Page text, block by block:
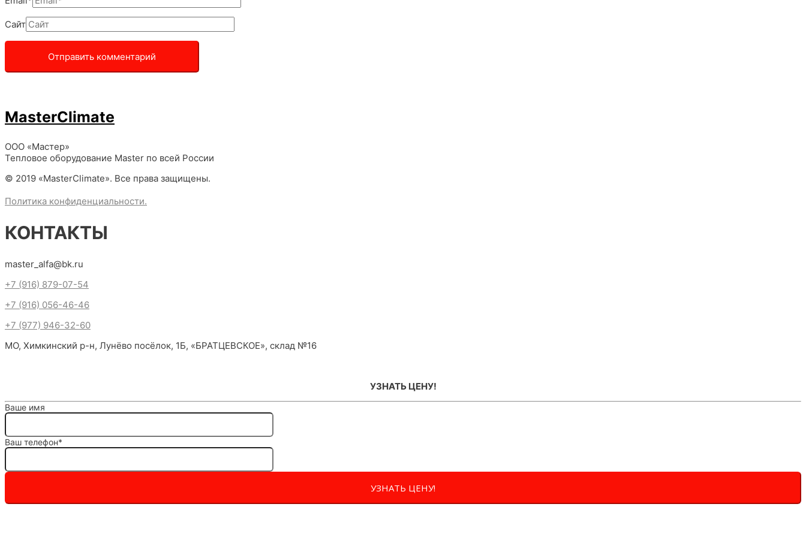
Сайт
MasterClimate
ООО «Мастер»
Тепловое оборудование Master по всей России
© 2019 «MasterClimate». Все права защищены.
Политика конфиденциальности.
КОНТАКТЫ
master_alfa@bk.ru
+7 (916) 879-07-54
+7 (916) 056-46-46
+7 (977) 946-32-60
МО, Химкинский р-н, Лунёво посёлок, 1Б, «БРАТЦЕВСКОЕ», склад №16
УЗНАТЬ ЦЕНУ!
Ваше имя
Ваш телефон*